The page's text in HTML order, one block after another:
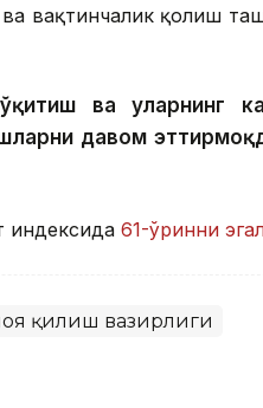
вақтинчалик қолиш
ва уларнинг
давом
индексида 61-ўринни
қилиш вазирлиги